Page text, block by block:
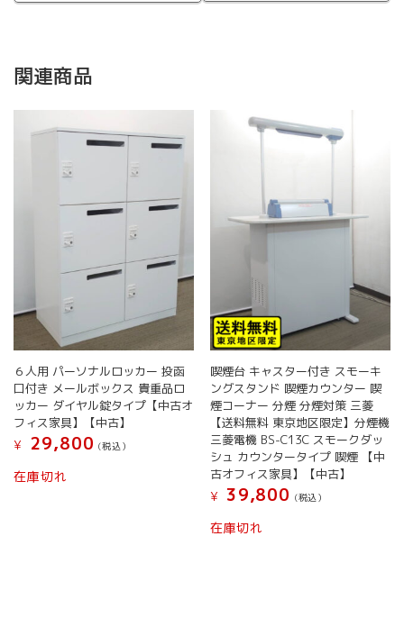
関連商品
６人用 パーソナルロッカー 投函
口付き メールボックス 貴重品ロ
ッカー ダイヤル錠タイプ【中古オ
フィス家具】【中古】
¥
29,800 (税込）
在庫切れ
喫煙台 キャスター付き スモーキ
ングスタンド 喫煙カウンター 喫
煙コーナー 分煙 分煙対策 三菱
【送料無料 東京地区限定】分煙機
三菱電機 BS-C13C スモークダッ
シュ カウンタータイプ 喫煙 【中
古オフィス家具】【中古】
¥
39,800 (税込）
在庫切れ